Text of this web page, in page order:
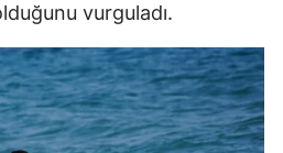
vurguladı.